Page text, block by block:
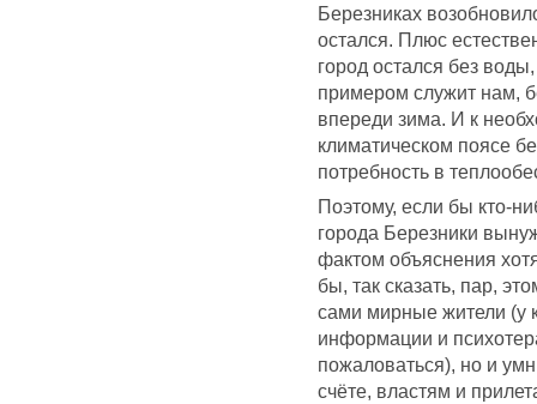
Березниках
остался. Плюс
город остался без
примером служит нам,
впереди зима. И к
климатическом поясе
потребность в
Поэтому, если бы кто-
города Березники
фактом объяснения
бы, так сказать, пар,
сами мирные жители (у
информации и
пожаловаться), но и
счёте, властям и